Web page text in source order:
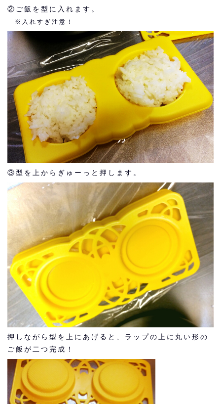
②ご飯を型に入れます。
※入れすぎ注意！
③型を上からぎゅーっと押します。
押しながら型を上にあげると、ラップの上に丸い形の
ご飯が二つ完成！